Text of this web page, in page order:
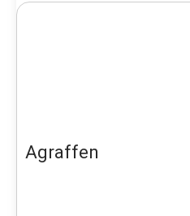
Agraffen